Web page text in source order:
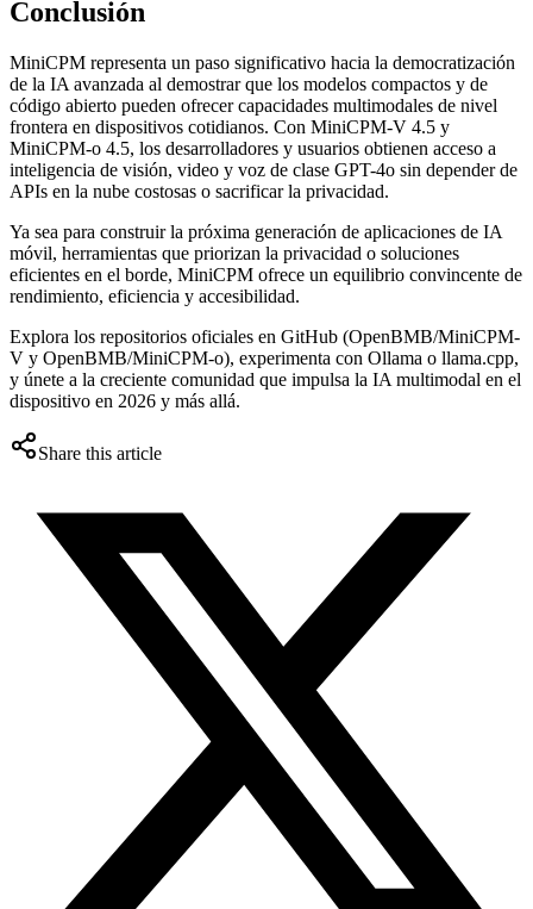
Conclusión
MiniCPM representa un paso significativo hacia la democratización
de la IA avanzada al demostrar que los modelos compactos y de
código abierto pueden ofrecer capacidades multimodales de nivel
frontera en dispositivos cotidianos. Con MiniCPM-V 4.5 y
MiniCPM-o 4.5, los desarrolladores y usuarios obtienen acceso a
inteligencia de visión, video y voz de clase GPT-4o sin depender de
APIs en la nube costosas o sacrificar la privacidad.
Ya sea para construir la próxima generación de aplicaciones de IA
móvil, herramientas que priorizan la privacidad o soluciones
eficientes en el borde, MiniCPM ofrece un equilibrio convincente de
rendimiento, eficiencia y accesibilidad.
Explora los repositorios oficiales en GitHub (OpenBMB/MiniCPM-
V y OpenBMB/MiniCPM-o), experimenta con Ollama o llama.cpp,
y únete a la creciente comunidad que impulsa la IA multimodal en el
dispositivo en 2026 y más allá.
Share this article